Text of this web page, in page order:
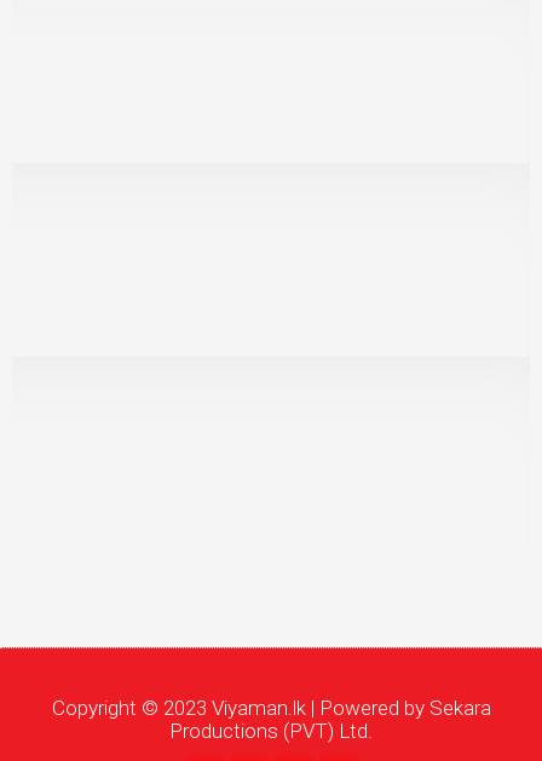
Copyright © 2023 Viyaman.lk | Powered by Sekara
Productions (PVT) Ltd.